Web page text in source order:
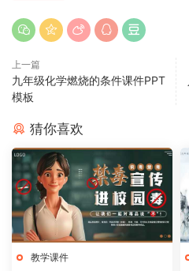
上一篇
九年级化学燃烧的条件课件PPT
模板
猜你喜欢
教学课件